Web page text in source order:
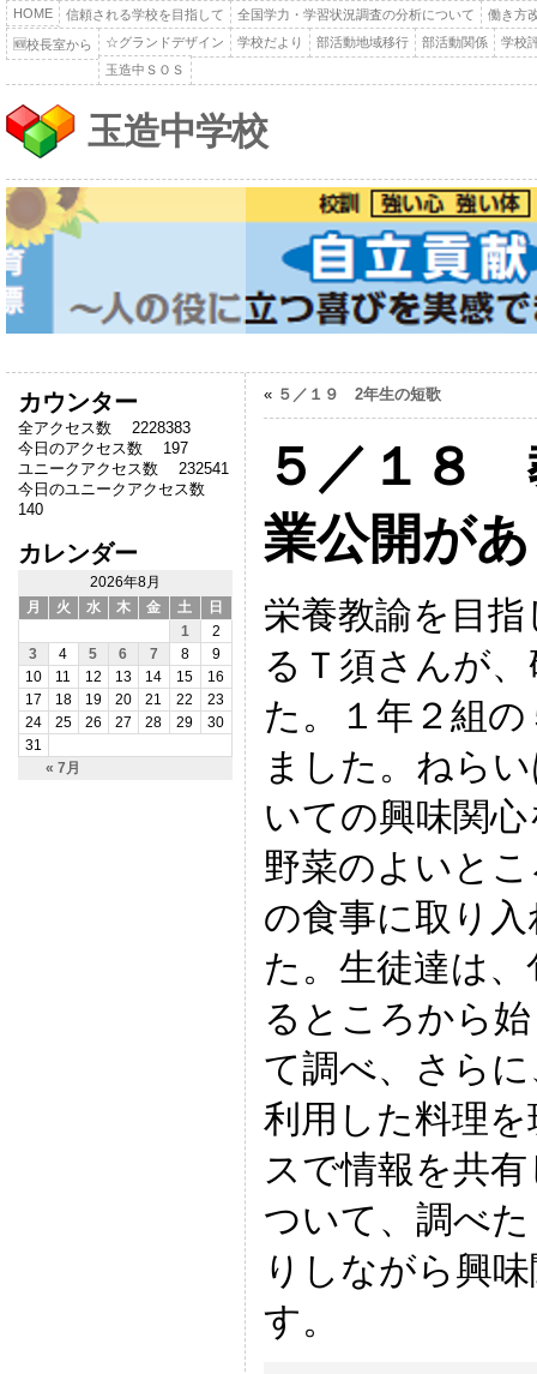
HOME 信頼される学校を目指して 全国学力・学習状況調査の分析について 働き方
🆕校長室から ☆グランドデザイン 学校だより 部活動地域移行 部活動関係
学校
玉造中ＳＯＳ
玉造中学校
カウンター
全アクセス数 2228383
今日のアクセス数 197
ユニークアクセス数 232541
今日のユニークアクセス数
140
カレンダー
2026年8月
月
火 水 木 金 土 日
« 7月
1
2
3
4 5 6 7 8
9
10
11 12 13 14 15
16
17
18 19 20 21 22
23
24
25 26 27 28 29
30
31
« ５／１９ 2年生の短歌
５／１８
業公開が
栄養教諭を目
るＴ須さんが
た。１年２組
ました。ねら
いての興味関
野菜のよいと
の食事に取り
た。生徒達は
るところから
て調べ、さら
利用した料理
スで情報を共
ついて、調べ
りしながら興
す。